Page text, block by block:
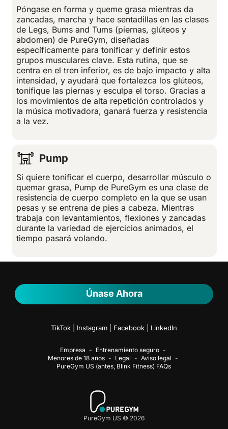
Póngase en forma y queme grasa mientras da
zancadas, marcha y hace sentadillas en las clases
de Legs, Bums and Tums (piernas, glúteos y
abdomen) de PureGym, diseñadas
específicamente para tonificar y definir estos
grupos musculares clave. Esta rutina, que se
centra en el tren inferior, es de bajo impacto y alta
intensidad, y ayudará que fortalezca los glúteos,
tonifique las piernas y esculpa el torso. Gracias a
los movimientos de alta repetición controlados y
la música motivadora, ganará fuerza y resistencia
a la vez.
Pump
Si quiere tonificar el cuerpo, desarrollar músculo o
quemar grasa, Pump de PureGym es una clase de
resistencia de cuerpo completo en la que se usan
pesas y se entrena de pies a cabeza. Mientras
trabaja con levantamientos, flexiones y zancadas
durante la variedad de ejercicios animados, el
tiempo pasará volando.
Únase Ahora
TikTok Instagram Facebook LinkedIn
Empresa
Entrenamiento seguro
Menores de 18 años
Legal
Aviso legal
PureGym US (antes, Blink Fitness) FAQs
PureGym US © 2026